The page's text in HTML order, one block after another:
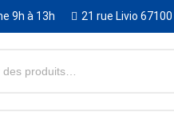
9h à 13h 21 rue Livio